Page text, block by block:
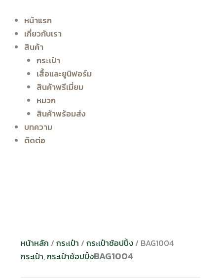
หน้าแรก
เกี่ยวกับเรา
สินค้า
กระเป๋า
เสื้อและยูนิฟอร์ม
สินค้าพรีเมี่ยม
หมวก
สินค้าพร้อมส่ง
บทความ
ติดต่อ
หน้าหลัก / กระเป๋า / กระเป๋าช้อปปิ้ง/ BAG1004
กระเป๋า,กระเป๋าช้อปปิ้งBAG1004